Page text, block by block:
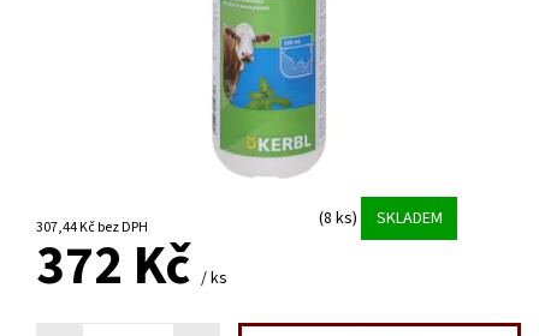
307,44 Kč bez DPH (8 ks) SKLADEM
372 Kč / ks